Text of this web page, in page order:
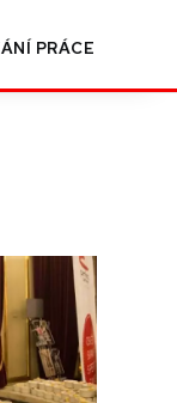
PRÁCE